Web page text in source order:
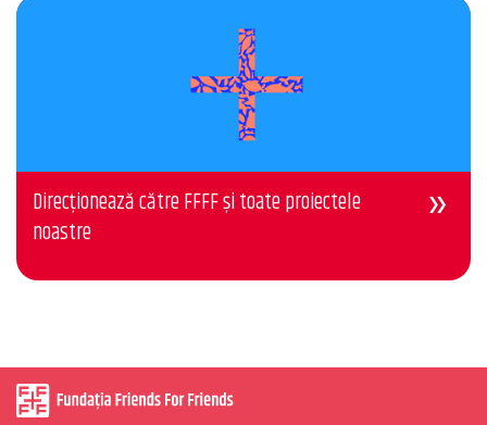
Direcționează către FFFF și toate proiectele
noastre